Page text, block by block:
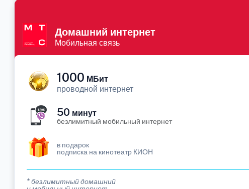
Домашний интернет
Мобильная связь
1000 МБит
проводной интернет
50 минут
безлимитный мобильный интернет
в подарок
подписка на кинотеатр КИОН
* безлимитный домашний